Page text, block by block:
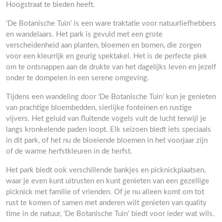
Hoogstraat te bieden heeft.
‘De Botanische Tuin’ is een ware traktatie voor natuurliefhebbers
en wandelaars. Het park is gevuld met een grote
verscheidenheid aan planten, bloemen en bomen, die zorgen
voor een kleurrijk en geurig spektakel. Het is de perfecte plek
om te ontsnappen aan de drukte van het dagelijks leven en jezelf
onder te dompelen in een serene omgeving.
Tijdens een wandeling door ‘De Botanische Tuin’ kun je genieten
van prachtige bloembedden, sierlijke fonteinen en rustige
vijvers. Het geluid van fluitende vogels vult de lucht terwijl je
langs kronkelende paden loopt. Elk seizoen biedt iets speciaals
in dit park, of het nu de bloeiende bloemen in het voorjaar zijn
of de warme herfstkleuren in de herfst.
Het park biedt ook verschillende bankjes en picknickplaatsen,
waar je even kunt uitrusten en kunt genieten van een gezellige
picknick met familie of vrienden. Of je nu alleen komt om tot
rust te komen of samen met anderen wilt genieten van quality
time in de natuur, ‘De Botanische Tuin’ biedt voor ieder wat wils.